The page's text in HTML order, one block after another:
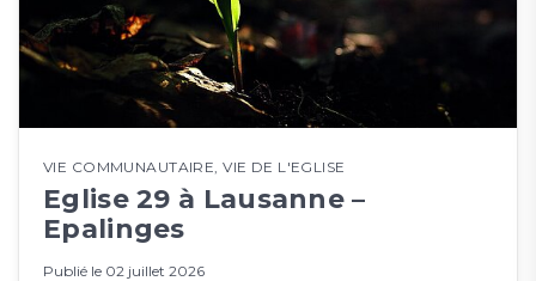
VIE COMMUNAUTAIRE ,VIE DE L'EGLISE
Eglise 29 à Lausanne –
Epalinges
Publié le 02 juillet 2026